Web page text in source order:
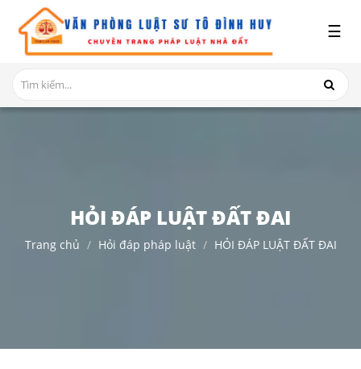
GIỚI
THIỆU
DỊCH
TỤC
☰
HỎI ĐÁP LUẬT ĐẤT ĐAI
Trang chủ Hỏi đáp pháp luật HỎI ĐÁP LUẬT ĐẤT ĐAI